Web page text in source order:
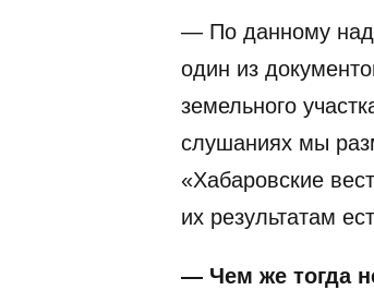
— По данному
один из
земельного
слушаниях мы
«Хабаровские
их результатам
— Чем же тогда